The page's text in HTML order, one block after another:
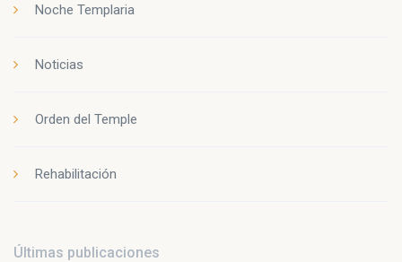
Noche Templaria
Noticias
Orden del Temple
Rehabilitación
Últimas publicaciones